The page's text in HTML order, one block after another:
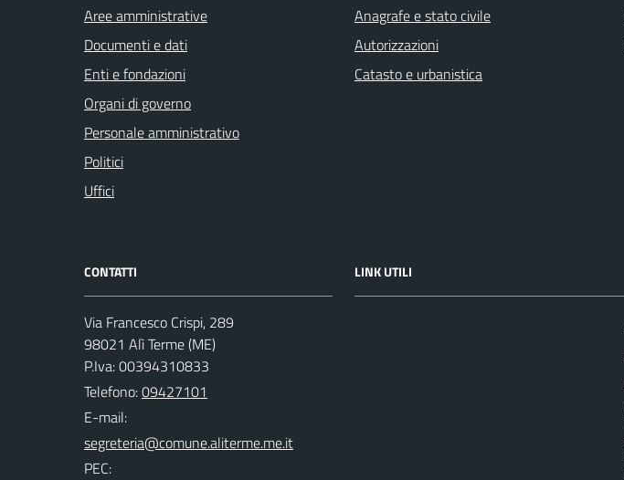
Aree amministrative
Documenti e dati
Enti e fondazioni
Organi di governo
Personale amministrativo
Politici
Uffici
Anagrafe e stato civile
Autorizzazioni
Catasto e urbanistica
CONTATTI
Via Francesco Crispi, 289
98021 Alì Terme (ME)
P.Iva: 00394310833
Telefono:09427101
E-mail:
PEC:
LINK UTILI